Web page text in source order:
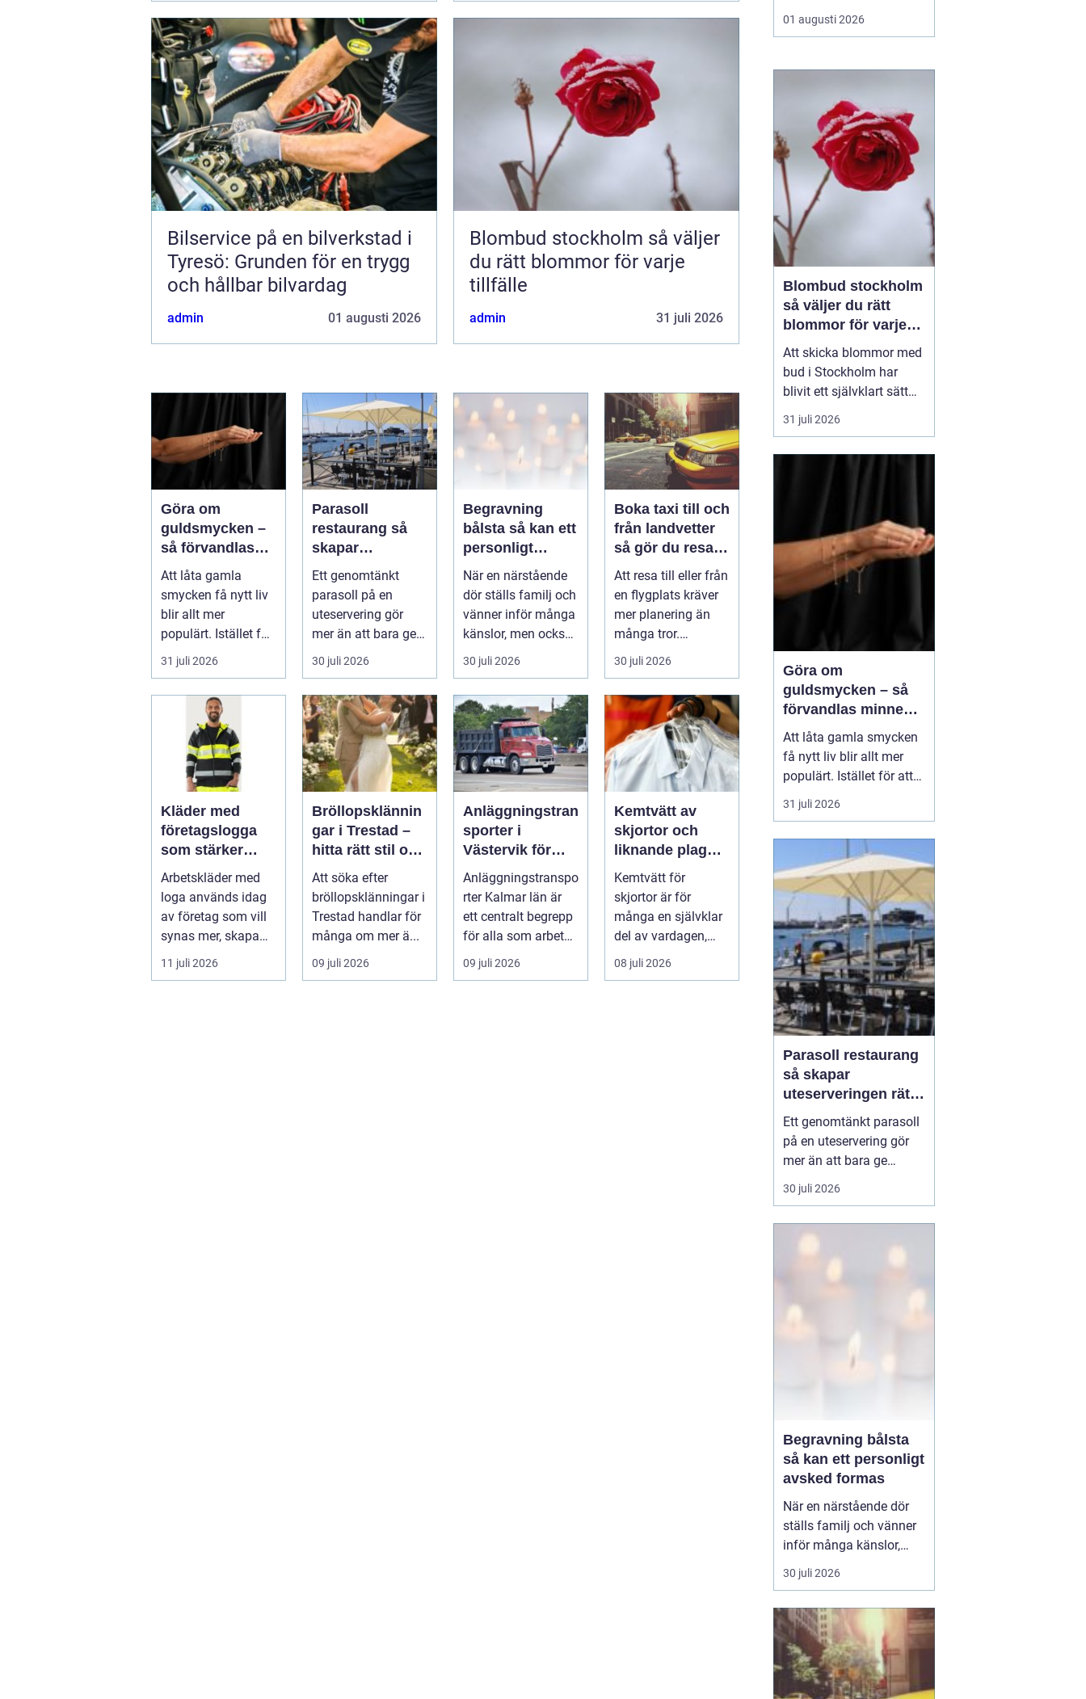
Bilservice på en bilverkstad i
Tyresö: Grunden för en trygg
och hållbar bilvardag
admin 01 augusti 2026
Blombud stockholm så väljer
du rätt blommor för varje
tillfälle
admin 31 juli 2026
Göra om
guldsmycken –
så förvandlas
minnen till nya
favoriter
Att låta gamla
smycken få nytt liv
blir allt mer
populärt. Istället för
a...
31 juli 2026
Parasoll
restaurang så
skapar
uteserveringen
rätt känsla året
runt
Ett genomtänkt
parasoll på en
uteservering gör
mer än att bara ge
skugga. Det
påverkar hur länge
gäs...
30 juli 2026
Begravning
bålsta så kan ett
personligt
avsked formas
När en närstående
dör ställs familj och
vänner inför många
känslor, men också
praktiska beslut. En
b...
30 juli 2026
Boka taxi till och
från landvetter
så gör du resan
trygg och
smidig
Att resa till eller från
en flygplats kräver
mer planering än
många tror.
Flygtider, packning,
säker...
30 juli 2026
Kläder med
företagslogga
som stärker
varumärket
varje dag
Arbetskläder med
loga används idag
av företag som vill
synas mer, skapa
stolthet inte...
11 juli 2026
Bröllopsklännin
gar i Trestad –
hitta rätt stil och
passform inför
den stora dagen
Att söka efter
bröllopsklänningar i
Trestad handlar för
många om mer ä...
09 juli 2026
Anläggningstran
sporter i
Västervik för
effektiva
byggprojekt
Anläggningstranspo
rter Kalmar län är
ett centralt begrepp
för alla som arbetar
m...
09 juli 2026
Kemtvätt av
skjortor och
liknande plagg:
Så fungerar
professionell
klädvård i
praktiken
Kemtvätt för
skjortor är för
många en självklar
del av vardagen,
men ...
08 juli 2026
För många förare blir
servicefrågan ändå
tills en varningslampa
känns fel. Ge...
01 augusti 2026
Blombud stockholm
så väljer du rätt
blommor för varje
tillfälle
Att skicka blommor med
bud i Stockholm har
blivit ett självklart sätt
att visa omtanke, fira
stora händelser eller
svårt att formulera i ord.
sekunder, oavsett om
mottagaren befinner sig
på konto...
31 juli 2026
Göra om
guldsmycken – så
förvandlas minnen
till nya favoriter
Att låta gamla smycken
få nytt liv blir allt mer
populärt. Istället för att
låta arvegods ligga i en
låda kan de formas om
passar stilen i dag och
bär med sig historien.
N&au...
31 juli 2026
Parasoll restaurang
så skapar
uteserveringen rätt
känsla året runt
Ett genomtänkt parasoll
på en uteservering gör
mer än att bara ge
skugga. Det påverkar hur
länge gästerna stannar,
och om de väljer att
komma tillbaka. När
kraven på komfort,
30 juli 2026
Begravning bålsta
så kan ett personligt
avsked formas
När en närstående dör
ställs familj och vänner
inför många känslor,
men också praktiska
beslut.
ceremoni i någon av
Håbo församlings kyrkor
eller ka...
30 juli 2026